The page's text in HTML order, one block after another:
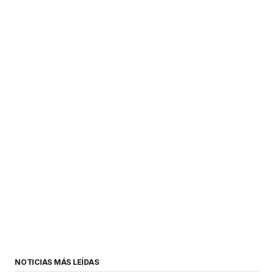
NOTICIAS MÁS LEÍDAS